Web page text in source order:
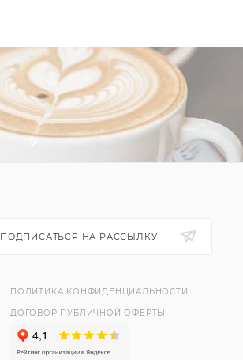
ПОДПИСАТЬСЯ НА РАССЫЛКУ
ПОЛИТИКА КОНФИДЕНЦИАЛЬНОСТИ
ДОГОВОР ПУБЛИЧНОЙ ОФЕРТЫ